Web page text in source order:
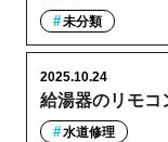
未分類
給湯器のリモコ
2025.10.24
水道修理